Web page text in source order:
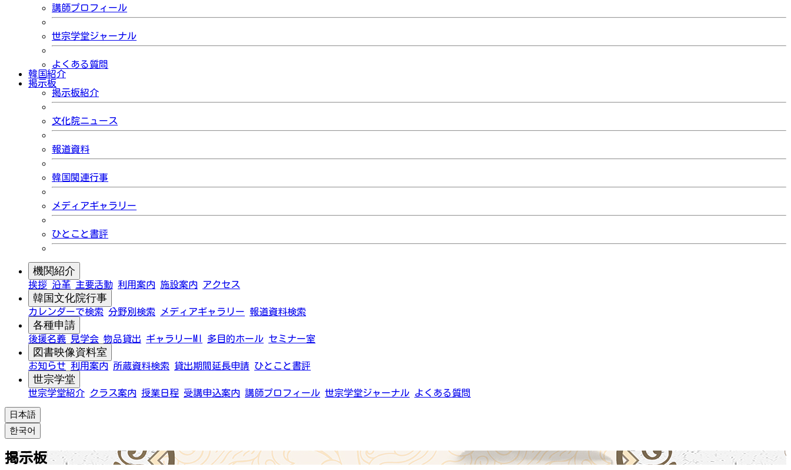
講師プロフィール
世宗学堂ジャーナル
よくある質問
韓国紹介
掲示板
掲示板紹介
文化院ニュース
報道資料
韓国関連行事
メディアギャラリー
ひとこと書評
機関紹介
挨拶 沿革 主要活動 利用案内 施設案内 アクセス
韓国文化院行事
カレンダーで検索 分野別検索 メディアギャラリー 報道資料検索
各種申請
後援名義 見学会 物品貸出 ギャラリーMI 多目的ホール セミナー室
図書映像資料室
お知らせ 利用案内 所蔵資料検索 貸出期間延長申請 ひとこと書評
世宗学堂
世宗学堂紹介 クラス案内 授業日程 受講申込案内 講師プロフィール 世宗学堂ジャーナル よくある質問
日本語
한국어
掲示板